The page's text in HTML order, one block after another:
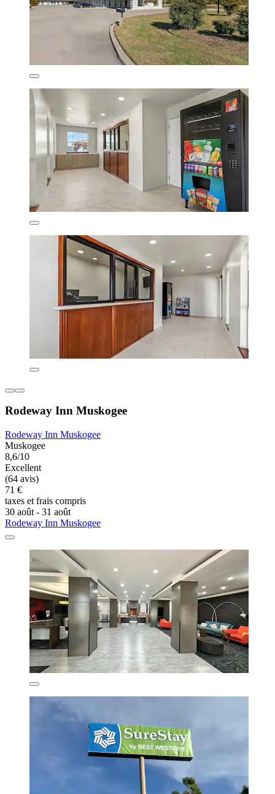
Rodeway Inn Muskogee
Rodeway Inn Muskogee
Muskogee
8,6/10
Excellent
(64 avis)
71 €
taxes et frais compris
30 août - 31 août
Rodeway Inn Muskogee